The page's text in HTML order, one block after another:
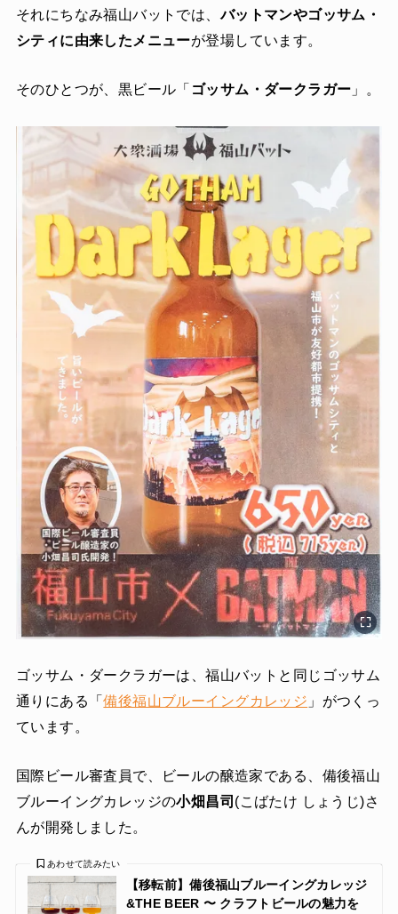
それにちなみ福山バットでは、バットマンやゴッサム・
シティに由来したメニューが登場しています。
そのひとつが、黒ビール「 ゴッサム・ダークラガー 」。
ゴッサム・ダークラガーは、福山バットと同じゴッサム
通りにある「備後福山ブルーイングカレッジ 」がつくっ
ています。
国際ビール審査員で、ビールの醸造家である、備後福山
ブルーイングカレッジの小畑昌司 (こばたけ しょうじ)さ
んが開発しました。
【移転前】備後福山ブルーイングカレッジ
&THE BEER 〜 クラフトビールの魅力を
あわせて読みたい